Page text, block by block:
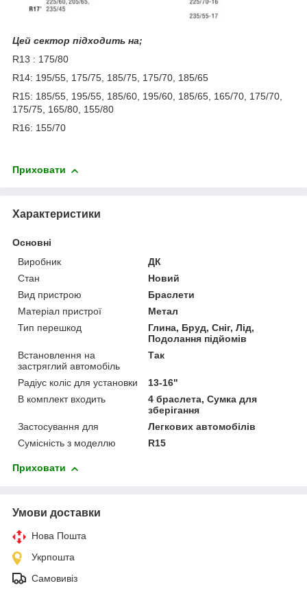
Цей сектор підходить на;
R13 : 175/80
R14: 195/55, 175/75, 185/75, 175/70, 185/65
R15: 185/55, 195/55, 185/60, 195/60, 185/65, 165/70, 175/70,
175/75, 165/80, 155/80
R16: 155/70
Приховати
Характеристики
Основні
Виробник
ДК
Стан
Новий
Вид пристрою
Браслети
Матеріал пристрої
Метал
Тип перешкод
Глина, Бруд, Сніг, Лід,
Подолання підйомів
Встановлення на
застряглий автомобіль
Так
Радіус коліс для установки
13-16"
В комплект входить
4 браслета, Сумка для
зберігання
Застосування для
Легкових автомобілів
Сумісність з моделлю
R15
Приховати
Умови доставки
Нова Пошта
Укрпошта
Самовивіз